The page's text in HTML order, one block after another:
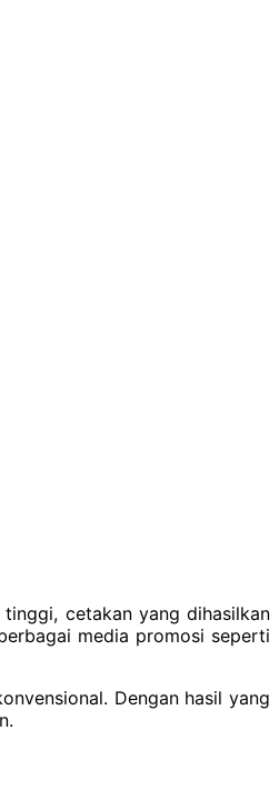
cetakan yang dihasilkan
media promosi seperti
Dengan hasil yang